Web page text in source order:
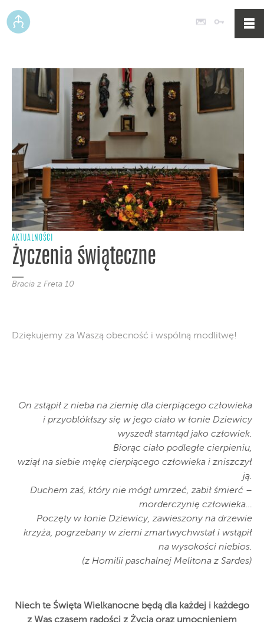
Poczta
AKTUALNOŚCI
Życzenia świąteczne
Bracia z Freta 10
Dziękujemy za Waszą obecność i wspólną modlitwę!
On zstąpił z nieba na ziemię dla cierpiącego człowieka
i przyoblókłszy się w jego ciało w łonie Dziewicy
wyszedł stamtąd jako człowiek.
Biorąc ciało podległe cierpieniu,
wziął na siebie mękę cierpiącego człowieka i zniszczył
ją.
Duchem zaś, który nie mógł umrzeć, zabił śmierć –
morderczynię człowieka…
Poczęty w łonie Dziewicy, zawieszony na drzewie
krzyża, pogrzebany w ziemi zmartwychwstał i wstąpił
na wysokości niebios.
(z Homilii paschalnej Melitona z Sardes)
Niech te Święta Wielkanocne będą dla każdej i każdego